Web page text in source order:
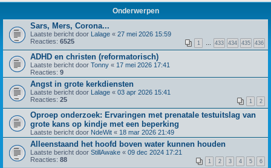
Onderwerpen
Sars, Mers, Corona...
Laatste bericht door Lalage « 27 mei 2026 15:59
Reacties: 6525 1 433 434 435 436
ADHD en christen (reformatorisch)
Laatste bericht door Tonny « 17 mei 2026 17:41
Reacties: 9
Angst in grote kerkdiensten
Laatste bericht door Lalage « 03 apr 2026 15:41
Reacties: 25 1 2
Oproep onderzoek: Ervaringen met prenatale testuitslag van
grote kans op kindje met een beperking
Laatste bericht door NdeWit « 18 mar 2026 21:49
Alleenstaand het hoofd boven water kunnen houden
Laatste bericht door StillAwake « 09 dec 2024 17:21
Reacties: 88 1 2 3 4 5 6